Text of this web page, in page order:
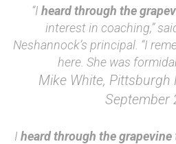
“I heard through the
interest in coaching,”
Neshannock’s principal. “I
here. She was
Mike White, Pittsburgh
September
I heard through the grapevine